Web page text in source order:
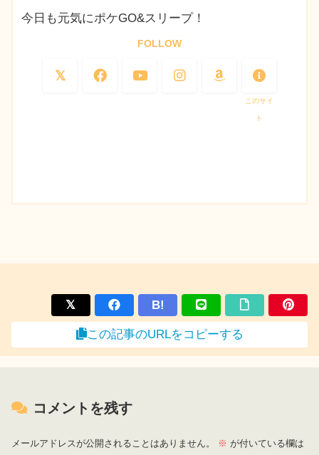
今日も元気にポケGO&スリープ！
FOLLOW
このサイ
ト
B!
この記事のURLをコピーする
コメントを残す
メールアドレスが公開されることはありません。 ※ が付いている欄は